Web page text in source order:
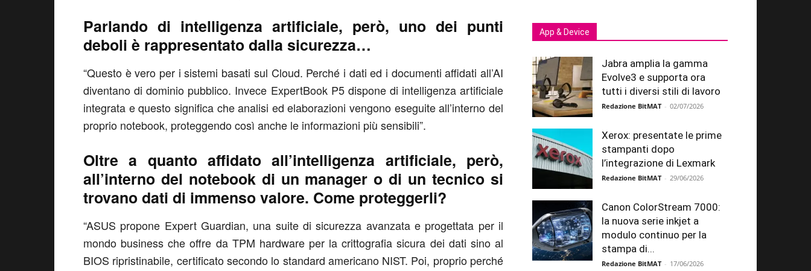
Parlando di intelligenza artificiale, però, uno dei punti
deboli è rappresentato dalla sicurezza…
“Questo è vero per i sistemi basati sul Cloud. Perché i dati ed i documenti affidati all’AI
diventano di dominio pubblico. Invece ExpertBook P5 dispone di intelligenza artificiale
integrata e questo significa che analisi ed elaborazioni vengono eseguite all’interno del
proprio notebook, proteggendo così anche le informazioni più sensibili”.
Oltre a quanto affidato all’intelligenza artificiale, però,
all’interno del notebook di un manager o di un tecnico si
trovano dati di immenso valore. Come proteggerli?
“ASUS propone Expert Guardian, una suite di sicurezza avanzata e progettata per il
mondo business che offre da TPM hardware per la crittografia sicura dei dati sino al
BIOS ripristinabile, certificato secondo lo standard americano NIST. Poi, proprio perché
App & Device
Jabra amplia la gamma
Evolve3 e supporta ora
tutti i diversi stili di lavoro
Redazione BitMAT - 02/07/2026
Xerox: presentate le prime
stampanti dopo
l’integrazione di Lexmark
Redazione BitMAT - 29/06/2026
Canon ColorStream 7000:
la nuova serie inkjet a
modulo continuo per la
stampa di...
Redazione BitMAT - 17/06/2026